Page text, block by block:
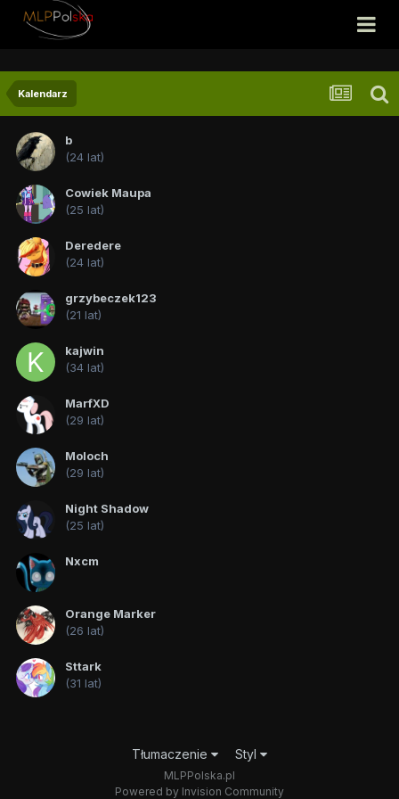
Kalendarz
b
(24 lat)
Cowiek Maupa
(25 lat)
Deredere
(24 lat)
grzybeczek123
(21 lat)
kajwin
(34 lat)
MarfXD
(29 lat)
Moloch
(29 lat)
Night Shadow
(25 lat)
Nxcm
Orange Marker
(26 lat)
Sttark
(31 lat)
Tłumaczenie Styl
MLPPolska.pl
Powered by Invision Community